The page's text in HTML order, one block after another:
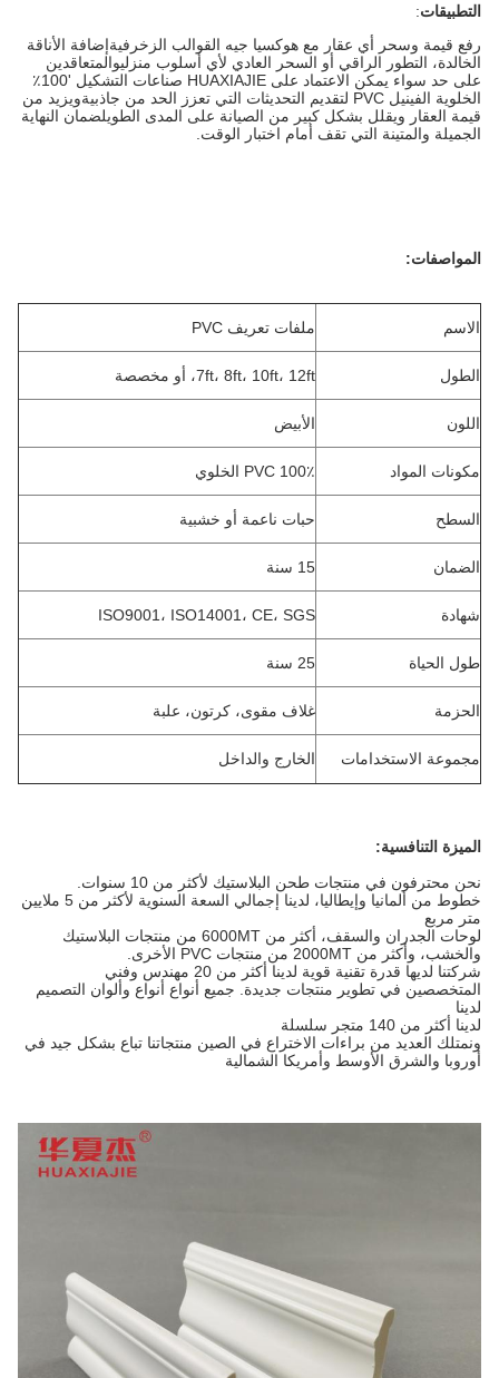
التطبيقات:
رفع قيمة وسحر أي عقار مع هوكسيا جيه القوالب الزخرفيةإضافة الأناقة
الخالدة، التطور الراقي أو السحر العادي لأي أسلوب منزليوالمتعاقدين
على حد سواء يمكن الاعتماد على HUAXIAJIE صناعات التشكيل '100٪
الخلوية الفينيل PVC لتقديم التحديثات التي تعزز الحد من جاذبيةويزيد من
قيمة العقار ويقلل بشكل كبير من الصيانة على المدى الطويلضمان النهاية
الجميلة والمتينة التي تقف أمام اختبار الوقت.
المواصفات:
الاسم ملفات تعريف PVC
الطول 7ft، 8ft، 10ft، 12ft، أو مخصصة
اللون الأبيض
مكونات المواد 100٪ PVC الخلوي
السطح حبات ناعمة أو خشبية
الضمان 15 سنة
شهادة ISO9001، ISO14001، CE، SGS
طول الحياة 25 سنة
الحزمة غلاف مقوى، كرتون، علبة
مجموعة الاستخدامات الخارج والداخل
الميزة التنافسية:
نحن محترفون في منتجات طحن البلاستيك لأكثر من 10 سنوات.
خطوط من ألمانيا وإيطاليا، لدينا إجمالي السعة السنوية لأكثر من 5 ملايين
متر مربع
لوحات الجدران والسقف، أكثر من 6000MT من منتجات البلاستيك
والخشب، وأكثر من 2000MT من منتجات PVC الأخرى.
شركتنا لديها قدرة تقنية قوية لدينا أكثر من 20 مهندس وفني
المتخصصين في تطوير منتجات جديدة. جميع أنواع أنواع وألوان التصميم
لدينا
لدينا أكثر من 140 متجر سلسلة
ونمتلك العديد من براءات الاختراع في الصين منتجاتنا تباع بشكل جيد في
أوروبا والشرق الأوسط وأمريكا الشمالية